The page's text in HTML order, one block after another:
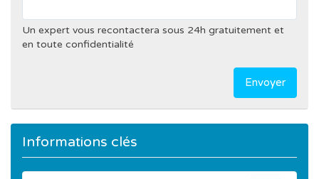
Un expert vous recontactera sous 24h gratuitement et
en toute confidentialité
Envoyer
Informations clés